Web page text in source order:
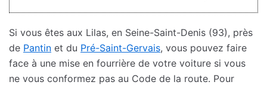
Si vous êtes aux Lilas, en Seine-Saint-Denis (93), près
de Pantin et du Pré-Saint-Gervais, vous pouvez faire
face à une mise en fourrière de votre voiture si vous
ne vous conformez pas au Code de la route. Pour